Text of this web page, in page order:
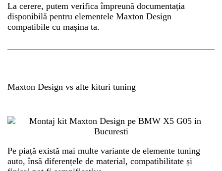
La cerere, putem verifica împreună documentația
disponibilă pentru elementele Maxton Design
compatibile cu mașina ta.
Maxton Design vs alte kituri tuning
Pe piață există mai multe variante de elemente tuning
auto, însă diferențele de material, compatibilitate și